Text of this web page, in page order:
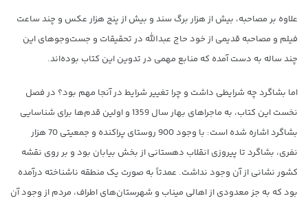
علاوه بر مصاحبه، بیش از هزار برگ سند و بیش از پنج هزار عکس و چند ساعت
فیلم و مصاحبه قدیمی از خود حاج عبدالله در تحقیقات و جست‌وجوهای این
چند ساله به دست آمده که منابع مهمی در تدوین این کتاب بوده‌اند.
اما بشاگرد چه شرایطی داشت و چرا تغییر شرایط در آنجا مهم بود؟ در فصل
نخست این کتاب، به ماجراهای بهار سال 1359 و اولین قدم‌ها برای شناسایی
بشاگرد اشاره شده است: با وجود 900 روستای پراکنده و جمعیتی 70 هزار
نفری، بشاگرد تا پیروزی انقلاب دهستانی از بخش بیابان بود و بر روی نقشه
کشور نشانی از آن وجود نداشت. عمدتاً به صورت یک منطقه ناشناخته درآمده
بود که به جز معدودی از اهالی میناب و شهرستان‌های اطراف، مردم از وجود آن